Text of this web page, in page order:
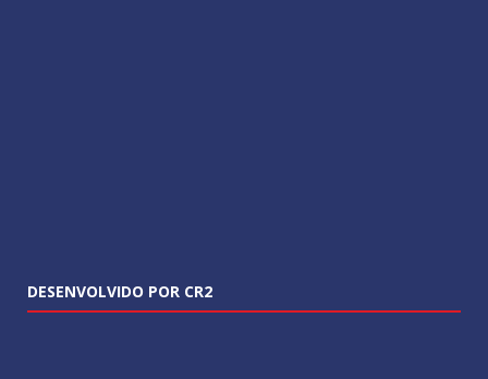
DESENVOLVIDO POR CR2